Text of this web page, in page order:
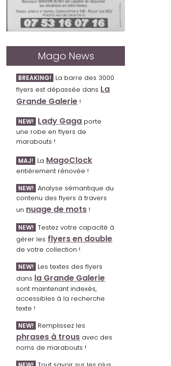
Mago News
BREAKING! La barre des 3000
flyers est dépassée dans La
Grande Galerie !
NEW! Lady Gaga porte
une robe en flyers de
marabouts !
MAJ! La MagoClock
entièrement rénovée !
NEW! Analyse sémantique du
contenu des flyers à travers
un nuage de mots !
NEW! Testez votre capacité à
gérer les flyers en double
de votre collection !
NEW! Les textes des flyers
dans la Grande Galerie
sont maintenant indexés,
accessibles à la recherche
texte !
NEW! Remplissez les
phrases à trous avec des
noms de marabouts !